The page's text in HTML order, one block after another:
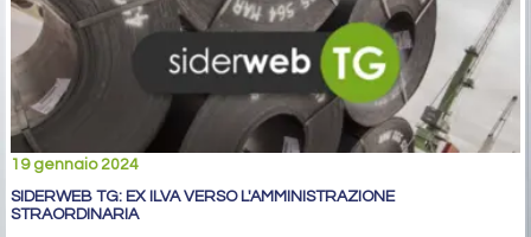
19 gennaio 2024
SIDERWEB TG: EX ILVA VERSO L'AMMINISTRAZIONE
STRAORDINARIA